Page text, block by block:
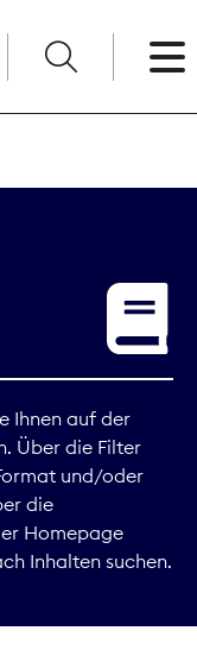
Ihnen auf der
Über die Filter
und/oder
die
Homepage
Inhalten suchen.